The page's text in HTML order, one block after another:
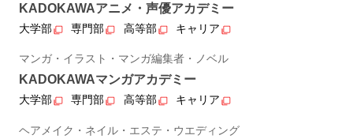
KADOKAWAアニメ・声優アカデミー
大学部 専門部 高等部 キャリア
マンガ・イラスト・マンガ編集者・ノベル
KADOKAWAマンガアカデミー
大学部 専門部 高等部 キャリア
ヘアメイク・ネイル・エステ・ウエディング